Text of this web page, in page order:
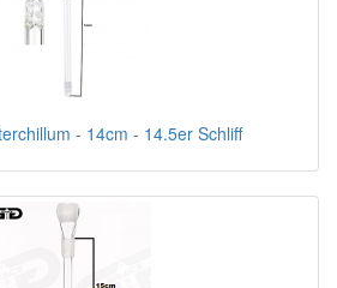
- 14cm - 14.5er Schliff